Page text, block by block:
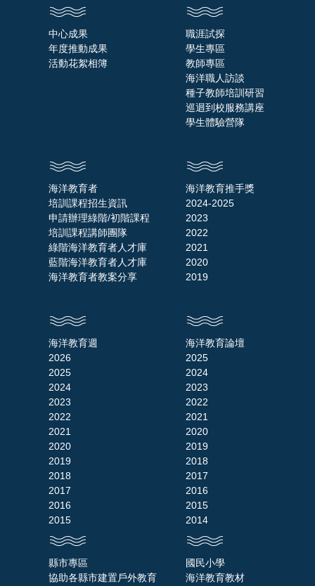
中心成果
年度推動成果
活動花絮相簿
職涯試探
學生專區
教師專區
海洋職人訪談
種子教師培訓研習
巡迴到校服務講座
學生體驗營隊
海洋教育者
培訓課程招生資訊
申請辦理綠階/初階課程
培訓課程講師團隊
綠階海洋教育者人才庫
藍階海洋教育者人才庫
海洋教育者教案分享
海洋教育推手獎
2024-2025
2023
2022
2021
2020
2019
海洋教育週
2026
2025
2024
2023
2022
2021
2020
2019
2018
2017
2016
2015
海洋教育論壇
2025
2024
2023
2022
2021
2020
2019
2018
2017
2016
2015
2014
縣市專區
協助各縣市建置戶外教育
國民小學
海洋教育教材